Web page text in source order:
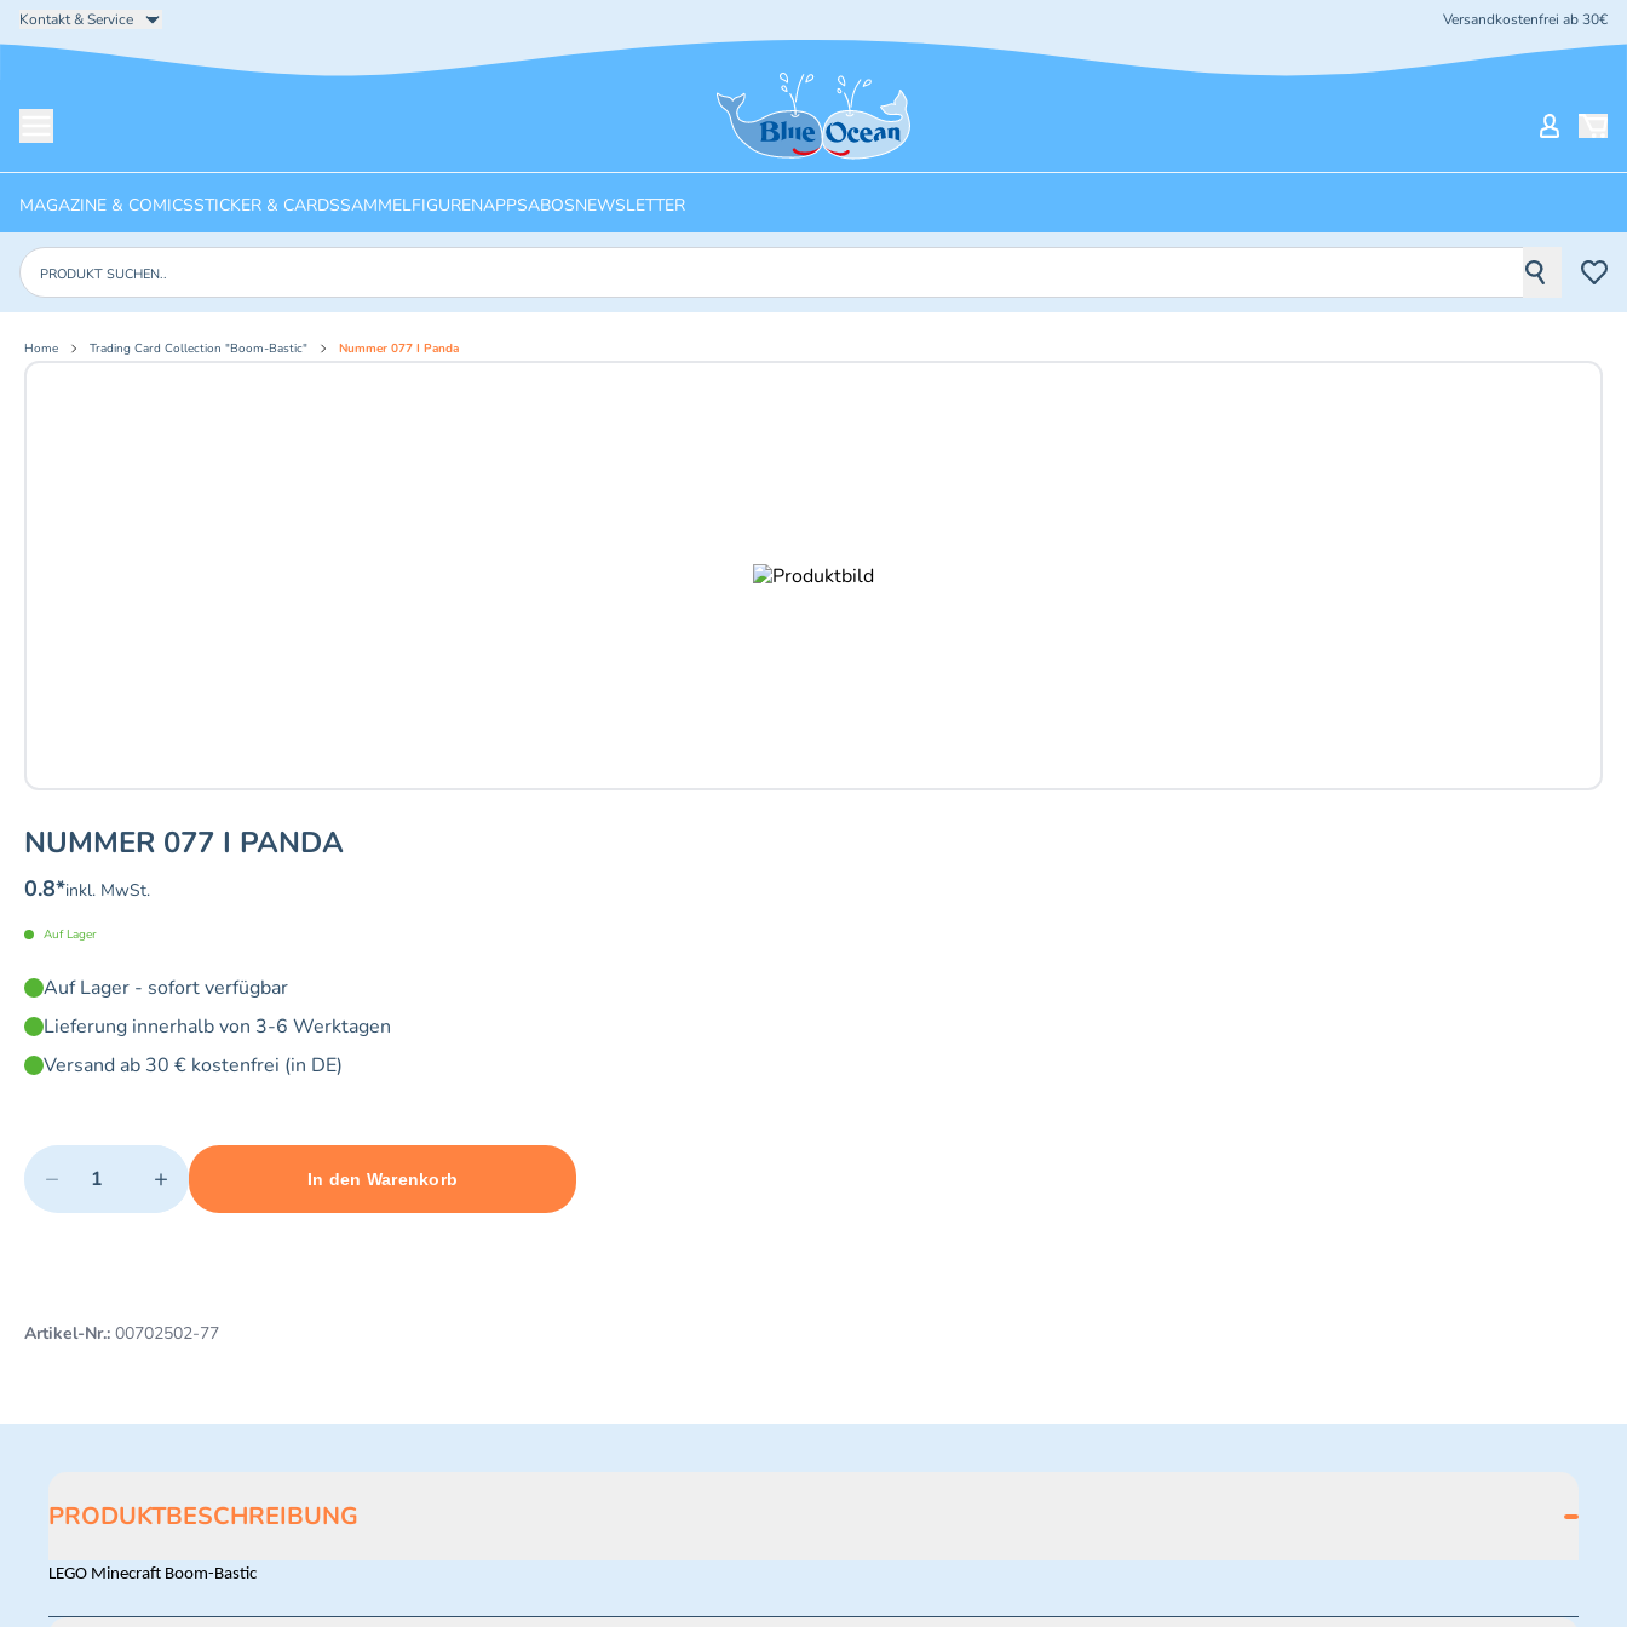
Kontakt & Service Versandkostenfrei ab 30€
Startseite
MAGAZINE & COMICSSTICKER & CARDSSAMMELFIGURENAPPSABOSNEWSLETTER
Produkte suchen
Home Trading Card Collection "Boom-Bastic" Nummer 077 I Panda
NUMMER 077 I PANDA
0.8*inkl. MwSt.
Auf Lager
Auf Lager - sofort verfügbar
Lieferung innerhalb von 3-6 Werktagen
Versand ab 30 € kostenfrei (in DE)
Quantity
− +
Minimum quantity: 1 Maximum quantity: 3
In den Warenkorb
Add 1 item to cart
Artikel-Nr.: 00702502-77
PRODUKTBESCHREIBUNG
LEGO Minecraft Boom-Bastic